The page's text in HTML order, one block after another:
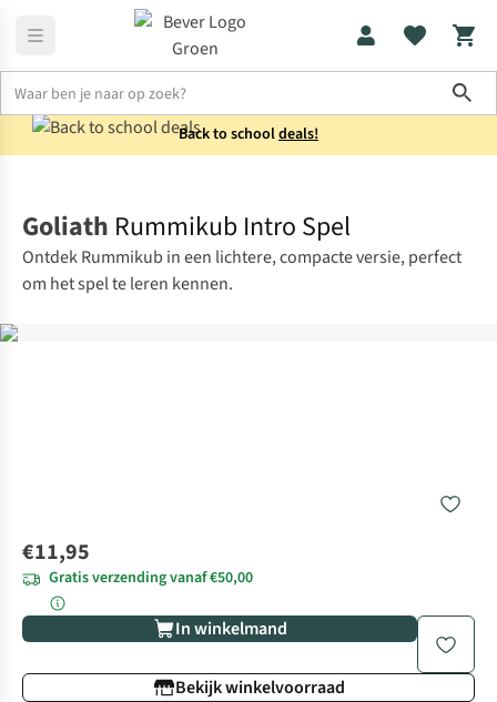
Back to schooldeals!
Goliath Rummikub Intro Spel
Ontdek Rummikub in een lichtere, compacte versie, perfect
om het spel te leren kennen.
€11,95
Gratis verzending vanaf €50,00
In winkelmand
Bekijk winkelvoorraad